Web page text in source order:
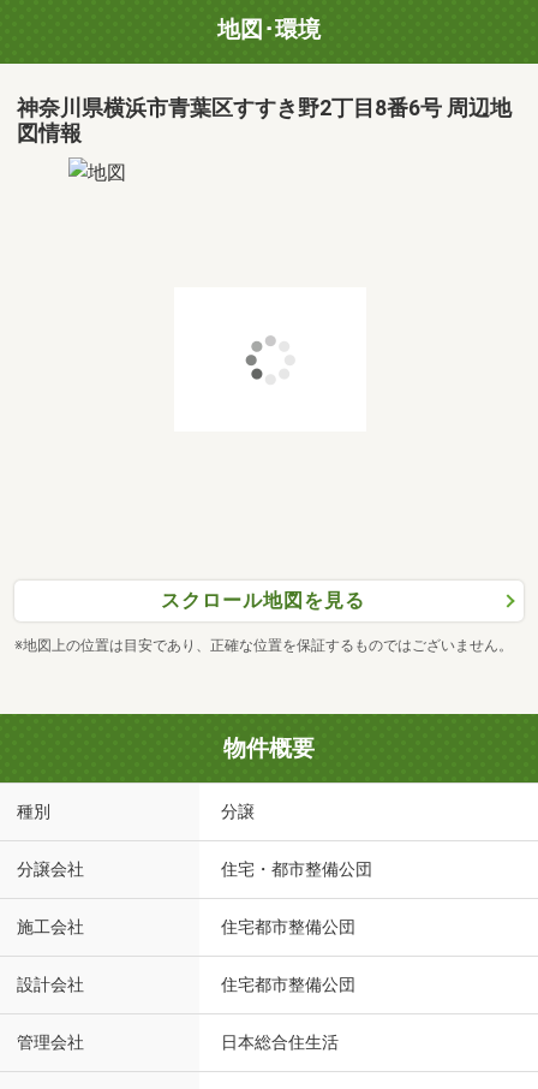
地図･環境
神奈川県横浜市青葉区すすき野2丁目8番6号 周辺地
図情報
スクロール地図を見る
※地図上の位置は目安であり、正確な位置を保証するものではございません。
物件概要
種別 分譲
分譲会社 住宅・都市整備公団
施工会社 住宅都市整備公団
設計会社 住宅都市整備公団
管理会社 日本総合住生活